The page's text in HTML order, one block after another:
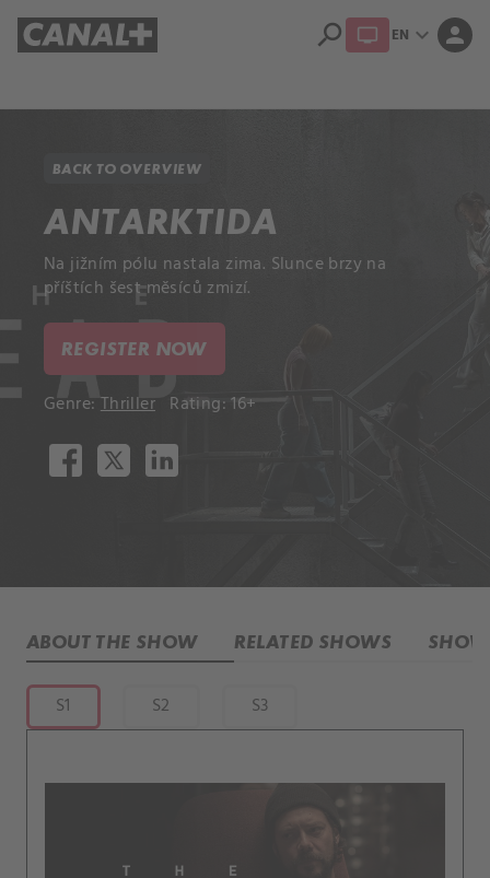
search EN expand_more person
BACK TO OVERVIEW
ANTARKTIDA
Na jižním pólu nastala zima. Slunce brzy na
příštích šest měsíců zmizí.
REGISTER NOW
Genre: Thriller Rating: 16+
ABOUT THE SHOW RELATED SHOWS
S1 S2 S3